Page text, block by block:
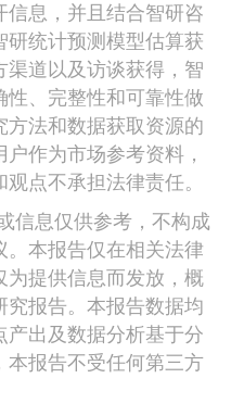
息，并且结合智研咨
统计预测模型估算获
道以及访谈获得，智
、完整性和可靠性做
法和数据获取资源的
作为市场参考资料，
点不承担法律责任。
信息仅供参考，不构成
。本报告仅在相关法律
为提供信息而发放，概
报告。本报告数据均
产出及数据分析基于分
本报告不受任何第三方